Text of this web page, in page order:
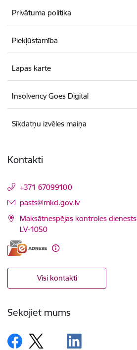
Privātuma politika
Piekļūstamība
Lapas karte
Insolvency Goes Digital
Sīkdatņu izvēles maiņa
Kontakti
+371 67099100
E-pasts:
pasts@mkd.gov.lv
Maksātnespējas kontroles
LV-1050
Visi kontakti
Sekojiet mums